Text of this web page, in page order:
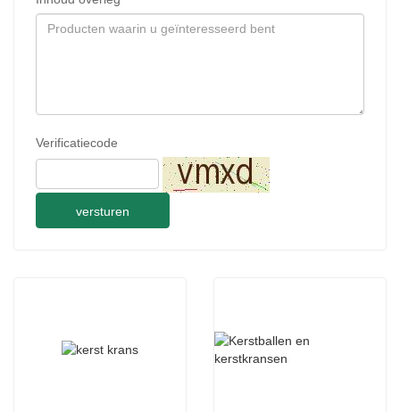
Verificatiecode
versturen